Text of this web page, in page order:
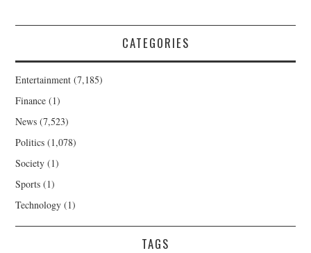
CATEGORIES
Entertainment (7,185)
Finance (1)
News (7,523)
Politics (1,078)
Society (1)
Sports (1)
Technology (1)
TAGS